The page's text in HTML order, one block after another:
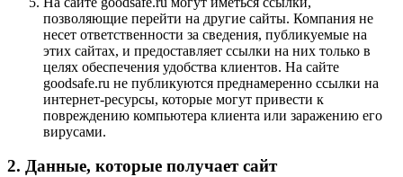
позволяющие перейти на другие сайты. Компания не
несет ответственности за сведения, публикуемые на
этих сайтах, и предоставляет ссылки на них только в
целях обеспечения удобства клиентов. На сайте
goodsafe.ru не публикуются преднамеренно ссылки на
интернет-ресурсы, которые могут привести к
повреждению компьютера клиента или заражению его
вирусами.
2. Данные, которые получает сайт